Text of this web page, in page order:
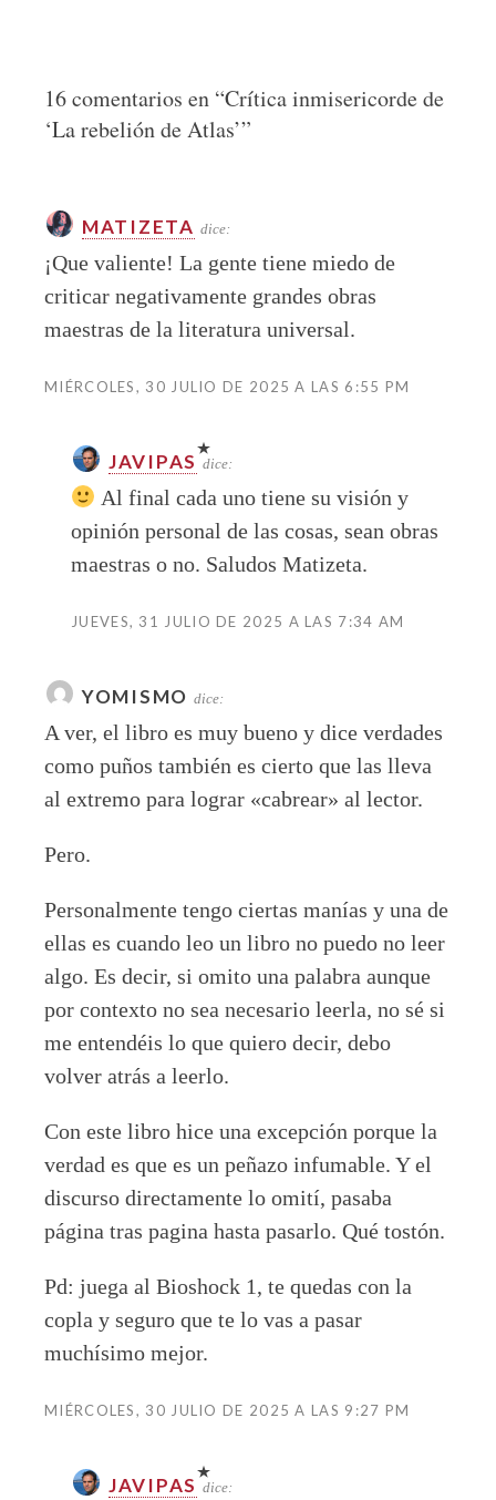
16 comentarios en “Crítica inmisericorde de
‘La rebelión de Atlas’”
MATIZETA dice:
¡Que valiente! La gente tiene miedo de
criticar negativamente grandes obras
maestras de la literatura universal.
MIÉRCOLES, 30 JULIO DE 2025 A LAS 6:55 PM
JAVIPAS dice:
Al final cada uno tiene su visión y
opinión personal de las cosas, sean obras
maestras o no. Saludos Matizeta.
JUEVES, 31 JULIO DE 2025 A LAS 7:34 AM
YOMISMO dice:
A ver, el libro es muy bueno y dice verdades
como puños también es cierto que las lleva
al extremo para lograr «cabrear» al lector.
Pero.
Personalmente tengo ciertas manías y una de
ellas es cuando leo un libro no puedo no leer
algo. Es decir, si omito una palabra aunque
por contexto no sea necesario leerla, no sé si
me entendéis lo que quiero decir, debo
volver atrás a leerlo.
Con este libro hice una excepción porque la
verdad es que es un peñazo infumable. Y el
discurso directamente lo omití, pasaba
página tras pagina hasta pasarlo. Qué tostón.
Pd: juega al Bioshock 1, te quedas con la
copla y seguro que te lo vas a pasar
muchísimo mejor.
MIÉRCOLES, 30 JULIO DE 2025 A LAS 9:27 PM
JAVIPAS dice: